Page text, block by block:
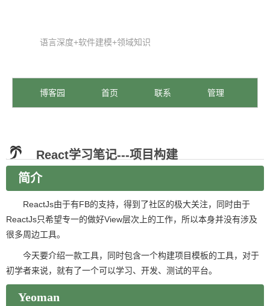
语言深度+软件建模+领域知识
博客园 首页 联系 管理
React学习笔记---项目构建
简介
ReactJs由于有FB的支持，得到了社区的极大关注，同时由于
ReactJs只希望专一的做好View层次上的工作，所以本身并没有涉及
很多周边工具。
今天要介绍一款工具，同时包含一个构建项目模板的工具，对于
初学者来说，就有了一个可以学习、开发、测试的平台。
Yeoman